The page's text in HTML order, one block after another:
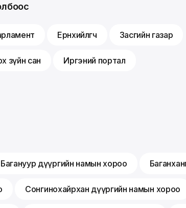
Ерөнхийлөгч Засгийн газар
зүйн сан Иргэний портал
Багануур дүүргийн намын хороо
Сонгинохайрхан дүүргийн намын хороо